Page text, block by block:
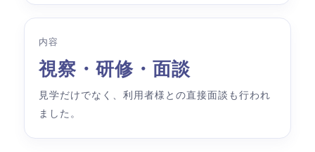
内容
視察・研修・面談
見学だけでなく、利用者様との直接面談も行われ
ました。